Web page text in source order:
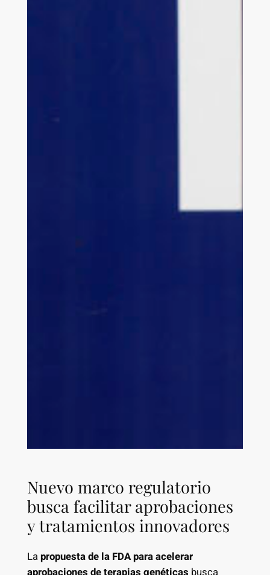
Nuevo marco regulatorio
busca facilitar aprobaciones
y tratamientos innovadores
Lapropuesta de la FDA para acelerar